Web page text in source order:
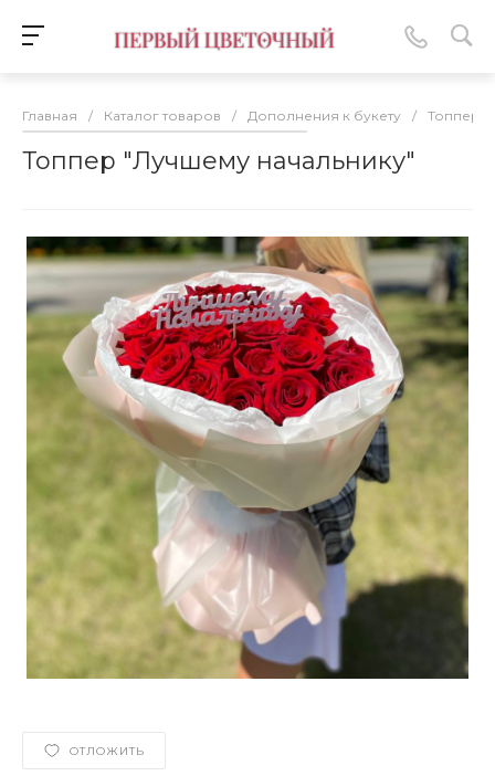
Главная / Каталог товаров / Дополнения к букету / Топперы
Топпер "Лучшему начальнику"
ОТЛОЖИТЬ